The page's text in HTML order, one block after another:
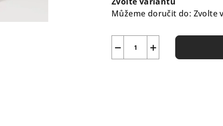
Můžeme doručit do: Zvolte
+
−